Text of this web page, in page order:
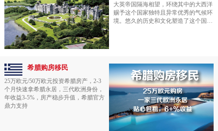
大英帝国隔海相望，环绕其中的大西洋
赐予这个国家独特且异常优秀的气候环
境。悠久的历史和文化塑造了这个国家
是投资移民，特点是获得移民局批复信
后再投资,获得身份有保证！
希腊购房移民
25万欧元/50万欧元投资希腊房产，2-3
个月快速拿希腊永居，三代欧洲身份，
年收益3-5%，房产稳步升值，希腊官方
鼎力支持